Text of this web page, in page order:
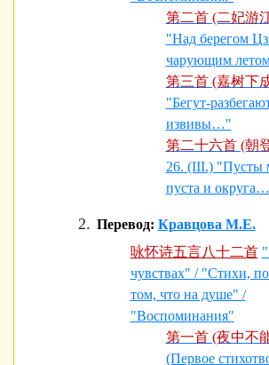
第二首 (二妃游
"Над берегом
чарующим
第三首 (嘉树下
"Бегут-
извивы…"
第二十六首 (朝
26. (III.) "Пусты
пуста и
Перевод: Кравцова М.Е.
咏怀诗五言八十二首
чувствах" / "Стихи,
том, что на душе" /
"Воспоминания"
第一首 (夜中不
(Первое